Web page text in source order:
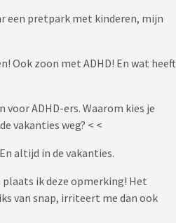
een pretpark met kinderen, mijn
Ook zoon met ADHD! En wat heeft
ADHD-ers. Waarom kies je
vakanties weg? < <
altijd in de vakanties.
plaats ik deze opmerking! Het
van snap, irriteert me dan ook